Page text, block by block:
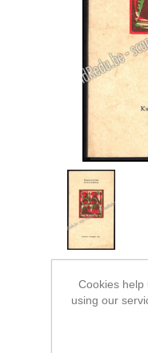
Cookies help
using our